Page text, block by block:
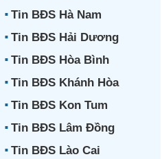
Tin BĐS Hà Nam
Tin BĐS Hải Dương
Tin BĐS Hòa Bình
Tin BĐS Khánh Hòa
Tin BĐS Kon Tum
Tin BĐS Lâm Đồng
Tin BĐS Lào Cai